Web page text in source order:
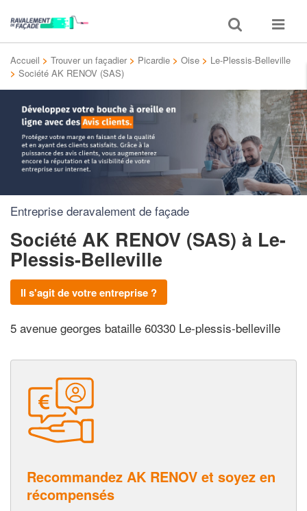
Toggle
search
Toggle
Accueil > Trouver un façadier > Picardie > Oise > Le-Plessis-Belleville
> Société AK RENOV (SAS)
Entreprise deravalement de façade
Société AK RENOV (SAS) à Le-
Plessis-Belleville
Il s'agit de votre entreprise ?
5 avenue georges bataille 60330 Le-plessis-belleville
Recommandez AK RENOV et soyez en
récompensés